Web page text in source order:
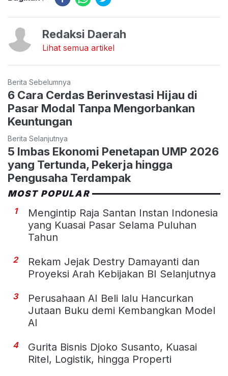
Redaksi Daerah
Lihat semua artikel
Berita Sebelumnya
6 Cara Cerdas Berinvestasi Hijau di
Pasar Modal Tanpa Mengorbankan
Keuntungan
Berita Selanjutnya
5 Imbas Ekonomi Penetapan UMP 2026
yang Tertunda, Pekerja hingga
Pengusaha Terdampak
MOST POPULAR
1
Mengintip Raja Santan Instan Indonesia
yang Kuasai Pasar Selama Puluhan
Tahun
2
Rekam Jejak Destry Damayanti dan
Proyeksi Arah Kebijakan BI Selanjutnya
3
Perusahaan AI Beli lalu Hancurkan
Jutaan Buku demi Kembangkan Model
AI
4
Gurita Bisnis Djoko Susanto, Kuasai
Ritel, Logistik, hingga Properti